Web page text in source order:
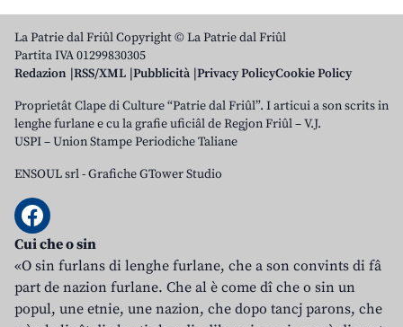
La Patrie dal Friûl Copyright © La Patrie dal Friûl
Partita IVA 01299830305
Redazion RSS/XML Pubblicità Privacy PolicyCookie Policy
Proprietât Clape di Culture “Patrie dal Friûl”. I articui a son scrits in
lenghe furlane e cu la grafie uficiâl de Regjon Friûl – V.J.
USPI – Union Stampe Periodiche Taliane
ENSOUL srl-Grafiche GTower Studio
Cui che o sin
«O sin furlans di lenghe furlane, che a son convints di fâ
part de nazion furlane. Che al è come dî che o sin un
popul, une etnie, une nazion, che dopo tancj parons, che